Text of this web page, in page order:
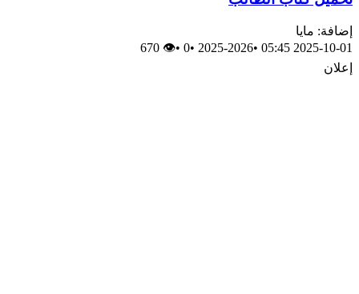
إضافة: مايا
2025-10-01 05:45
•
2025-2026
•
0
•
👁 670
إعلان